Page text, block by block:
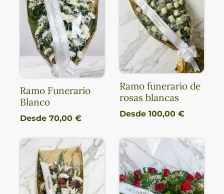
Ramo Funerario
Blanco
Desde 70,00 €
Ramo funerario de
rosas blancas
Desde 100,00 €